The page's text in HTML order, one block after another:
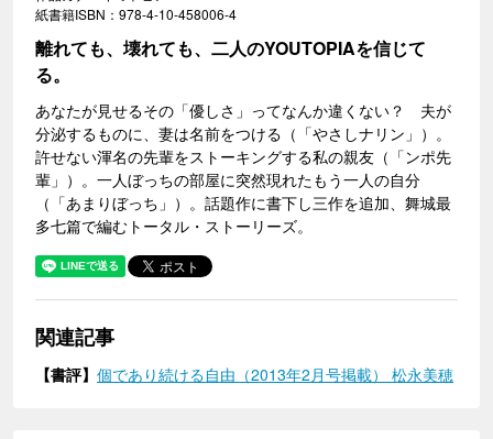
紙書籍ISBN：978-4-10-458006-4
離れても、壊れても、二人のYOUTOPIAを信じて
る。
あなたが見せるその「優しさ」ってなんか違くない？ 夫が
分泌するものに、妻は名前をつける（「やさしナリン」）。
許せない渾名の先輩をストーキングする私の親友（「ンポ先
輩」）。一人ぼっちの部屋に突然現れたもう一人の自分
（「あまりぼっち」）。話題作に書下し三作を追加、舞城最
多七篇で編むトータル・ストーリーズ。
関連記事
【書評】 個であり続ける自由（2013年2月号掲載） 松永美穂